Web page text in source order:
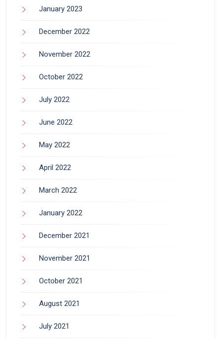
January 2023
December 2022
November 2022
October 2022
July 2022
June 2022
May 2022
April 2022
March 2022
January 2022
December 2021
November 2021
October 2021
August 2021
July 2021